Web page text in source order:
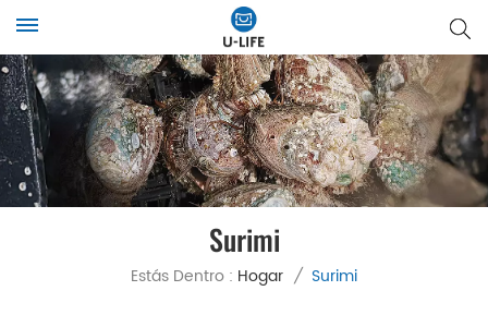
Surimi
Estás Dentro : Hogar / Surimi